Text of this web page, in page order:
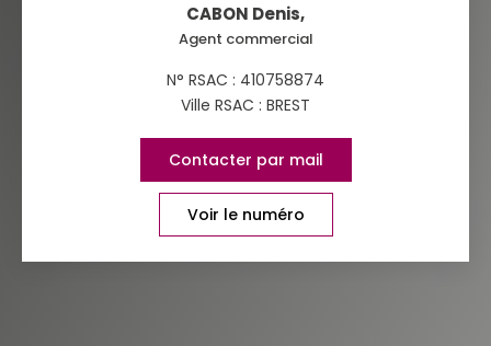
CABON Denis,
Agent commercial
N° RSAC : 410758874
Ville RSAC : BREST
Contacter par mail
Voir le numéro